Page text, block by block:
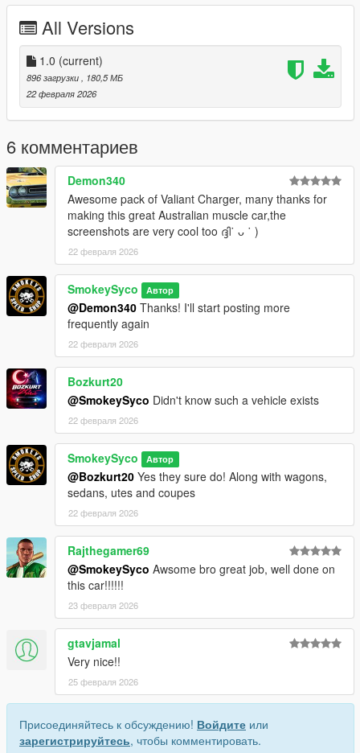
open the following in OpenIV
Mods
Update
X64
DLCPACKS
Drag and drop the files into dlcpacks.
edit dlclist.xml with the following:
dlcpacks:/vh770/
dlcpacks:/vhe49/
dlcpacks:/vhrt/
FiveM Installation:
Resources
drag and drop the vehicle files into the Cars resource file.
All Versions
1.0 (current)
896 загрузки
, 180,5 МБ
22 февраля 2026
6 комментариев
Demon340
Awesome pack of Valiant Charger, many thanks for
making this great Australian muscle car,the
screenshots are very cool too ദ്ദി˙ ᴗ ˙ )
22 февраля 2026
SmokeySyco Автор
@Demon340 Thanks! I'll start posting more
frequently again
22 февраля 2026
Bozkurt20
@SmokeySyco Didn't know such a vehicle exists
22 февраля 2026
SmokeySyco Автор
@Bozkurt20 Yes they sure do! Along with wagons,
sedans, utes and coupes
22 февраля 2026
Rajthegamer69
@SmokeySyco Awsome bro great job, well done on
this car!!!!!!
23 февраля 2026
gtavjamal
Very nice!!
25 февраля 2026
Присоединяйтесь к обсуждению! Войдите или
зарегистрируйтесь, чтобы комментировать.